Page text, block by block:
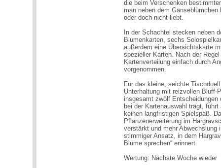
die beim Verschenken
man neben dem
oder doch nicht liebt.
In der Schachtel stecken neben
Blumenkarten, sechs
außerdem eine Übersichtskarte
spezieller Karten. Nach der
Kartenverteilung einfach durch
vorgenommen.
Für das kleine, seichte
Unterhaltung mit reizvollen Bluff-
insgesamt zwölf Entscheidungen
bei der Kartenauswahl trägt,
keinen langfristigen Spielspaß.
Pflanzenerweiterung im
verstärkt und mehr Abwechslung
stimmiger Ansatz, in dem
Blume sprechen“ erinnert.
Wertung: Nächste Woche wieder